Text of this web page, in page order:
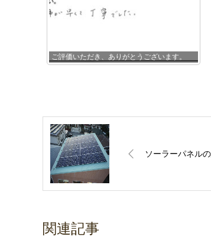
ご評価いただき、ありがとうございます。
ソーラーパネル
関連記事